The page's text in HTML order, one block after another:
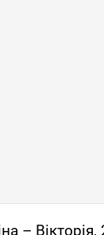
– Вікторія,